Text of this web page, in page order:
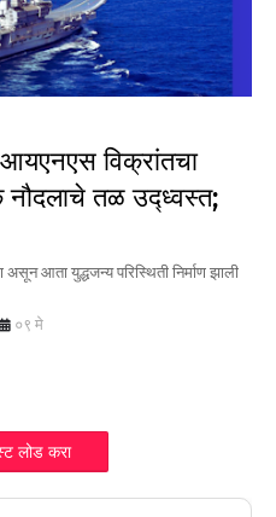
विक्रांतचा
नौदलाचे तळ उद्ध्वस्त;
आता युद्धजन्य परिस्थिती निर्माण झाली
०९ मे
लोड करा